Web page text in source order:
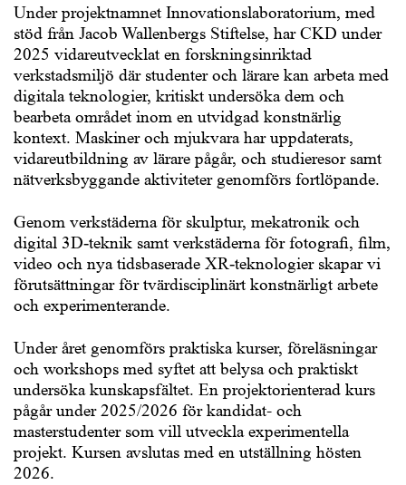
Under projektnamnet Innovationslaboratorium, med
stöd från Jacob Wallenbergs Stiftelse, har CKD under
2025 vidareutvecklat en forskningsinriktad
verkstadsmiljö där studenter och lärare kan arbeta med
digitala teknologier, kritiskt undersöka dem och
bearbeta området inom en utvidgad konstnärlig
kontext. Maskiner och mjukvara har uppdaterats,
vidareutbildning av lärare pågår, och studieresor samt
nätverksbyggande aktiviteter genomförs fortlöpande.
Genom verkstäderna för skulptur, mekatronik och
digital 3D‑teknik samt verkstäderna för fotografi, film,
video och nya tidsbaserade XR‑teknologier skapar vi
förutsättningar för tvärdisciplinärt konstnärligt arbete
och experimenterande.
Under året genomförs praktiska kurser, föreläsningar
och workshops med syftet att belysa och praktiskt
undersöka kunskapsfältet. En projektorienterad kurs
pågår under 2025/2026 för kandidat- och
masterstudenter som vill utveckla experimentella
projekt. Kursen avslutas med en utställning hösten
2026.